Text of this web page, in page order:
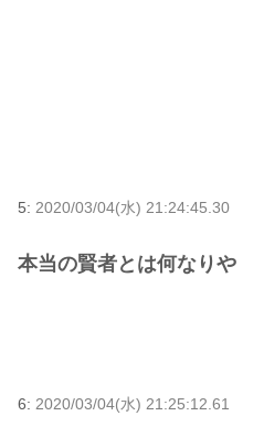
5: 2020/03/04(水) 21:24:45.30
本当の賢者とは何なりや
6: 2020/03/04(水) 21:25:12.61